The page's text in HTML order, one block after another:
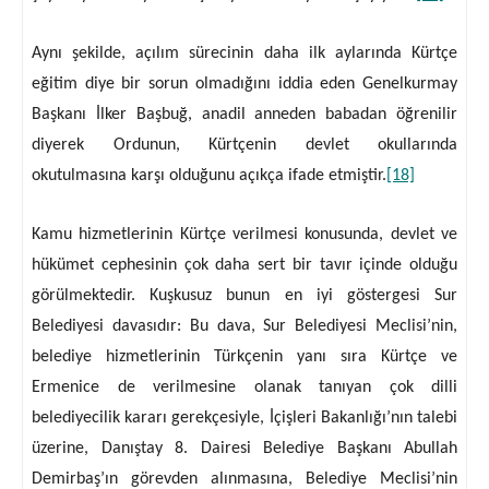
Aynı şekilde, açılım sürecinin daha ilk aylarında Kürtçe
eğitim diye bir sorun olmadığını iddia eden Genelkurmay
Başkanı İlker Başbuğ, anadil anneden babadan öğrenilir
diyerek Ordunun, Kürtçenin devlet okullarında
okutulmasına karşı olduğunu açıkça ifade etmiştir. [18]
Kamu hizmetlerinin Kürtçe verilmesi konusunda, devlet ve
hükümet cephesinin çok daha sert bir tavır içinde olduğu
görülmektedir. Kuşkusuz bunun en iyi göstergesi Sur
Belediyesi davasıdır: Bu dava, Sur Belediyesi Meclisi’nin,
belediye hizmetlerinin Türkçenin yanı sıra Kürtçe ve
Ermenice de verilmesine olanak tanıyan çok dilli
belediyecilik kararı gerekçesiyle, İçişleri Bakanlığı’nın talebi
üzerine, Danıştay 8. Dairesi Belediye Başkanı Abullah
Demirbaş’ın görevden alınmasına, Belediye Meclisi’nin